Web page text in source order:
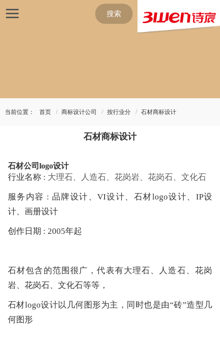
搜索
当前位置： 首页 商标设计公司 按行业分 石材商标设计
石材商标设计
石材公司logo设计
行业名称 : 大理石、人造石、花岗岩、花岗石、文化石
服务内容 : 品牌设计、VI设计、石材logo设计、IP设
计、画册设计
创作日期 : 2005年起
石材包含的范围很广，代表有大理石、人造石、花岗
岩、花岗石、文化石等等，
石材logo设计以几何图形为主，同时也是由“砖”造型几
何图形